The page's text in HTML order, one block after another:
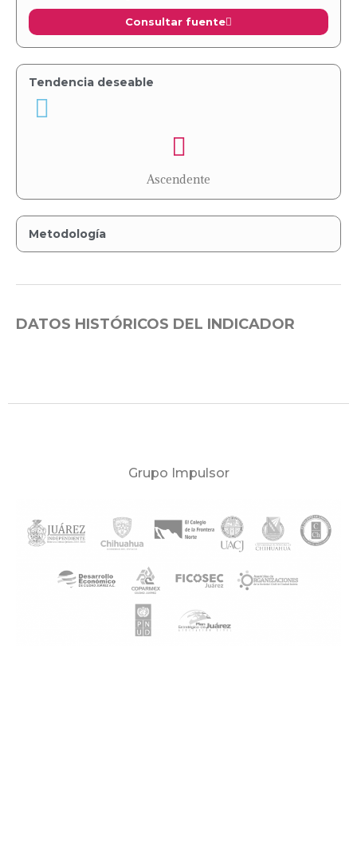
Consultar fuente
Tendencia deseable
Ascendente
Metodología
DATOS HISTÓRICOS DEL INDICADOR
Grupo Impulsor